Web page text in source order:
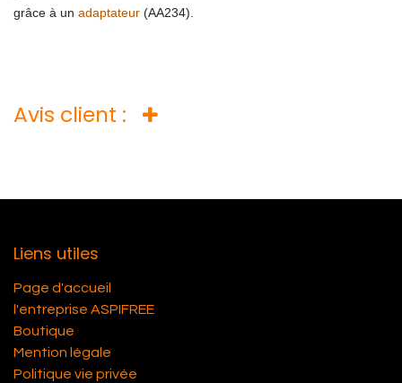
grâce à un adaptateur (AA234).
Avis client :
Liens utiles
Page d'accueil
l'entreprise ASPIFREE
Boutique
Mention légale
Politique vie privée